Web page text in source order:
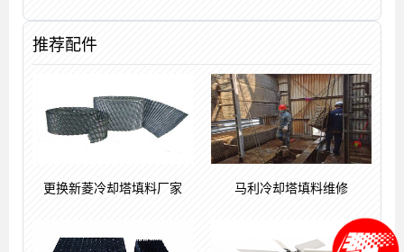
推荐配件
更换新菱冷却塔填料厂家 马利冷却塔填料维修